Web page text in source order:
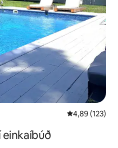
4,89 af 5 í
4,89 (123)
einkaíbúð